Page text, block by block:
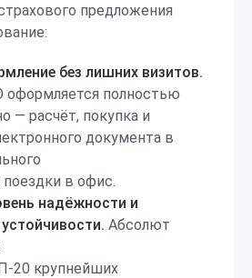
предложения
без лишних визитов.
оформляется полностью
— расчёт, покупка и
документа в
в офис.
надёжности и
Абсолют
20 крупнейших